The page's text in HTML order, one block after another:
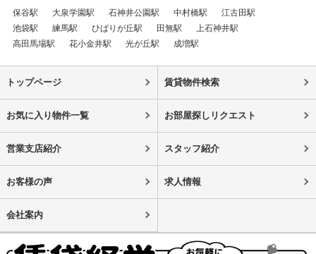
保谷駅 大泉学園駅 石神井公園駅 中村橋駅
江古田駅
池袋駅
練馬駅 ひばりが丘駅 田無駅
上石神井駅
高田馬場駅
花小金井駅 光が丘駅 成増駅
トップページ 賃貸物件検索
お気に入り物件一覧 お部屋探しリクエスト
営業支店紹介 スタッフ紹介
お客様の声 求人情報
会社案内